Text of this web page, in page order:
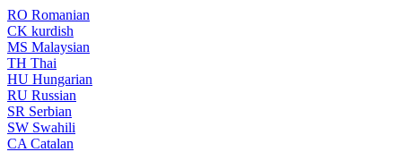
RO Romanian
CK kurdish
MS Malaysian
TH Thai
HU Hungarian
RU Russian
SR Serbian
SW Swahili
CA Catalan